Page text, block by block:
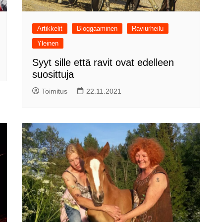
Artikkelit Bloggaaminen
Raviurheilu
Yleinen
Syyt sille että ravit ovat edelleen
suosittuja
Toimitus 22.11.2021